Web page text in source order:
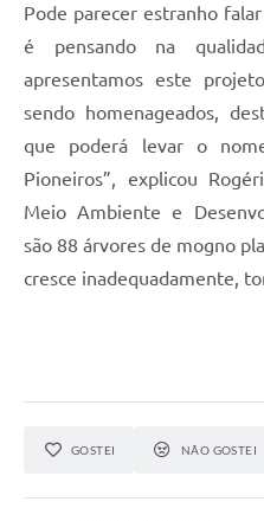
Pode parecer estranho
é pensando na
apresentamos este
sendo homenageados,
que poderá levar o
Pioneiros”, explicou
Meio Ambiente e
são 88 árvores de mogno
cresce inadequadamente,
GOSTEI NÃO GOSTEI